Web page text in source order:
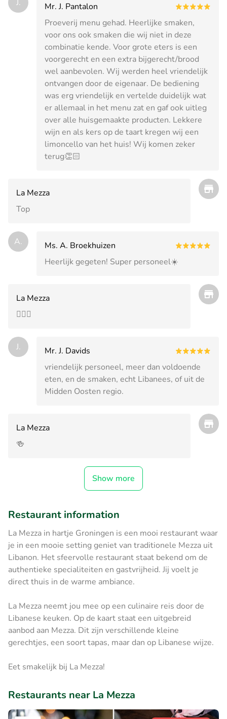
J.
Mr. J. Pantalon
Proeverij menu gehad. Heerlijke smaken,
voor ons ook smaken die wij niet in deze
combinatie kende. Voor grote eters is een
voorgerecht en een extra bijgerecht/brood
wel aanbevolen. Wij werden heel vriendelijk
ontvangen door de eigenaar. De bediening
was erg vriendelijk en vertelde duidelijk wat
er allemaal in het menu zat en gaf ook uitleg
over alle huisgemaakte producten. Lekkere
wijn en als kers op de taart kregen wij een
limoncello van het huis! Wij komen zeker
terug👏🏻
La Mezza
Top
A.
Ms. A. Broekhuizen
Heerlijk gegeten! Super personeel☀️
La Mezza
👍🏽🍻
J.
Mr. J. Davids
vriendelijk personeel, meer dan voldoende
eten, en de smaken, echt Libanees, of uit de
Midden Oosten regio.
La Mezza
🍻
Show more
Restaurant information
La Mezza in hartje Groningen is een mooi restaurant waar
je in een mooie setting geniet van traditionele Mezza uit
Libanon. Het sfeervolle restaurant staat bekend om de
authentieke specialiteiten en gastvrijheid. Jij voelt je
direct thuis in de warme ambiance.
La Mezza neemt jou mee op een culinaire reis door de
Libanese keuken. Op de kaart staat een uitgebreid
aanbod aan Mezza. Dit zijn verschillende kleine
gerechtjes, een soort tapas, maar dan op Libanese wijze.
Eet smakelijk bij La Mezza!
Restaurants near La Mezza